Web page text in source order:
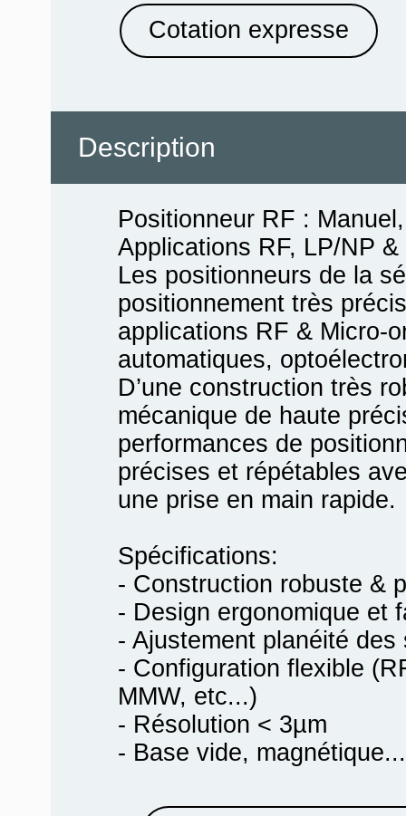
Cotation expresse
Description
Positionneur RF :
Applications RF, LP/NP
Les positionneurs de la
positionnement très
applications RF & Micro-
automatiques,
D’une construction très
mécanique de haute
performances de
précises et répétables
une prise en main rapide.
Spécifications:
- Construction robuste &
- Design ergonomique et
- Ajustement planéité des
- Configuration flexible
MMW, etc...)
- Résolution < 3µm
- Base vide, magnétique...